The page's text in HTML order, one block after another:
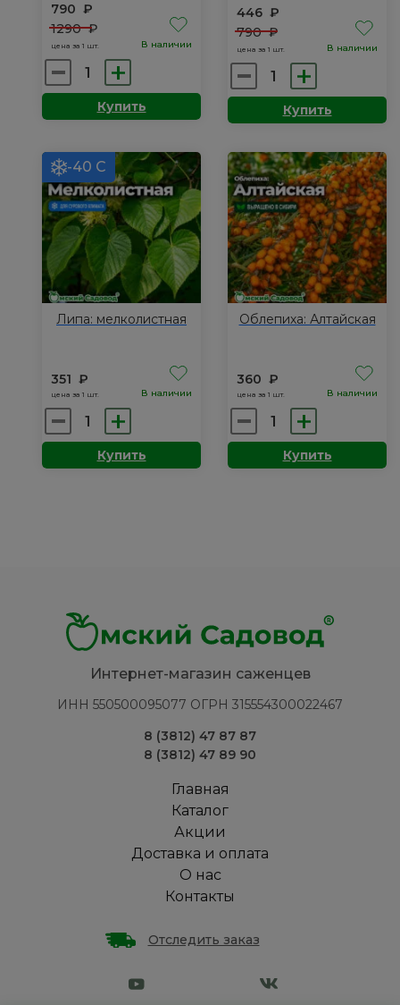
790 ₽
1290₽
цена за 1 шт. В наличии
Количество
товара
Абрикос:Купить
446 ₽
790₽
цена за 1 шт. В наличии
Количество
товара
Вишня
Омская
ночка
Купить
-40 С
Липа: мелколистная
351 ₽
цена за 1 шт. В наличии
Количество
товара
Купить
Облепиха: Алтайская
360 ₽
цена за 1 шт. В наличии
Количество
товара
Облепиха:Купить
Интернет-магазин саженцев
ИНН 550500095077 ОГРН 315554300022467
8 (3812) 47 87 87
8 (3812) 47 89 90
Главная
Каталог
Акции
Доставка и оплата
О нас
Контакты
Отследить заказ